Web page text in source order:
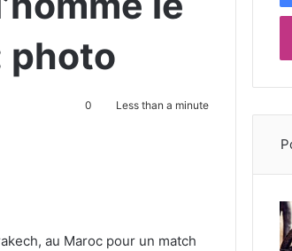
photo
0 Less than a minute
au Maroc pour un match